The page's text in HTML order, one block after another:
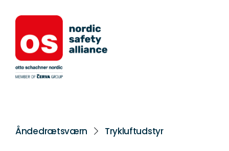
Åndedrætsværn Trykluftudstyr